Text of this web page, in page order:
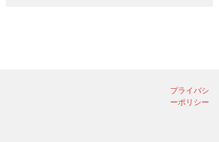
プライバシ
ーポリシー